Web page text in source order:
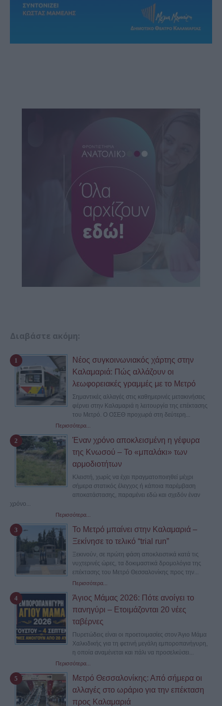
Διαβάστε ακόμη:
Νέος συγκοινωνιακός χάρτης στην
Καλαμαριά: Πώς αλλάζουν οι
λεωφορειακές γραμμές με το Μετρό
Σημαντικές αλλαγές στις καθημερινές μετακινήσεις
φέρνει στην Καλαμαριά η λειτουργία της επέκτασης
του Μετρό. Ο ΟΣΕΘ προχωρά στη δεύτερη...
Περισσότερα...
Έναν χρόνο αποκλεισμένη η γέφυρα
της Κνωσού – Το «μπαλάκι» των
αρμοδιοτήτων
Κλειστή, χωρίς να έχει πραγματοποιηθεί μέχρι
σήμερα στατικός έλεγχος ή κάποια παρέμβαση
αποκατάστασης, παραμένει εδώ και σχεδόν έναν
χρόνο...
Περισσότερα...
Το Μετρό μπαίνει στην Καλαμαριά –
Ξεκίνησε το τελικό “trial run”
Ξεκινούν, σε πρώτη φάση αποκλειστικά κατά τις
νυχτερινές ώρες, τα δοκιμαστικά δρομολόγια της
επέκτασης του Μετρό Θεσσαλονίκης προς την...
Περισσότερα...
Άγιος Μάμας 2026: Πότε ανοίγει το
πανηγύρι – Ετοιμάζονται 20 νέες
ταβέρνες
Πυρετώδεις είναι οι προετοιμασίες στον Άγιο Μάμα
Χαλκιδικής για τη φετινή μεγάλη εμποροπανήγυρη,
η οποία αναμένεται και πάλι να προσελκύσει...
Περισσότερα...
Μετρό Θεσσαλονίκης: Από σήμερα οι
αλλαγές στο ωράριο για την επέκταση
προς Καλαμαριά